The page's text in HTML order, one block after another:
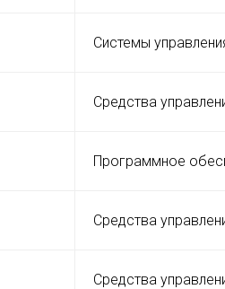
Системы
Средства
Программное
Средства
Средства